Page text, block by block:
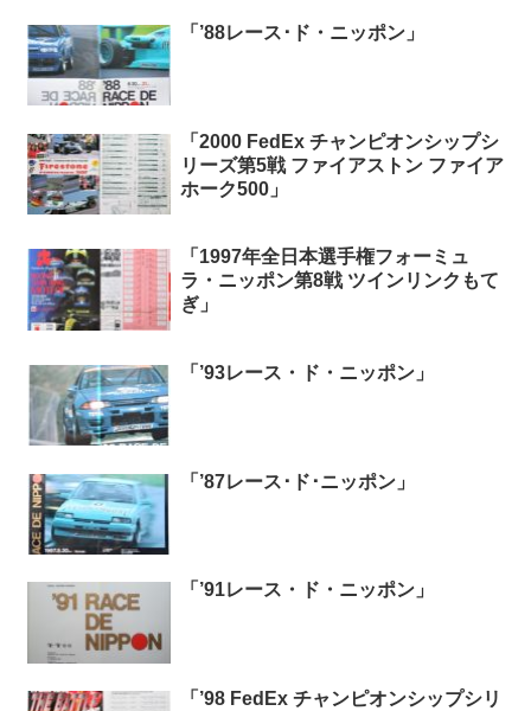
「’88レース･ド・ニッポン」
「2000 FedEx チャンピオンシップシ
リーズ第5戦 ファイアストン ファイア
ホーク500」
「1997年全日本選手権フォーミュ
ラ・ニッポン第8戦 ツインリンクもて
ぎ」
「’93レース・ド・ニッポン」
「’87レース･ド･ニッポン」
「’91レース・ド・ニッポン」
「’98 FedEx チャンピオンシップシリ